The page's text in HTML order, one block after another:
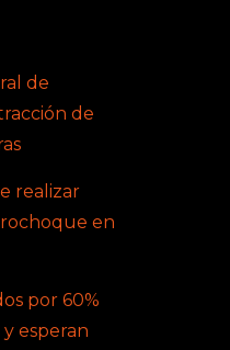
de
de
realizar
en
por 60%
esperan